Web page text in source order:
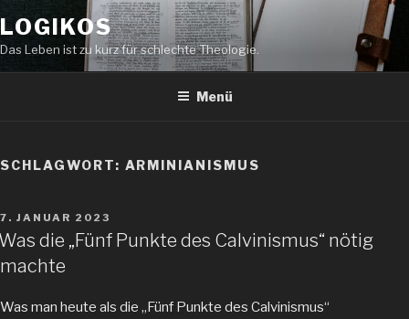
Inhalt
springen
LOGIKOS
Das Leben ist zu kurz für schlechte Theologie.
Menü
SCHLAGWORT: ARMINIANISMUS
VERÖFFENTLICHT
AM
7. JANUAR 2023
die „Fünf Punkte des Calvinismus“ nötig
machte
Was man heute als die „Fünf Punkte des Calvinismus“